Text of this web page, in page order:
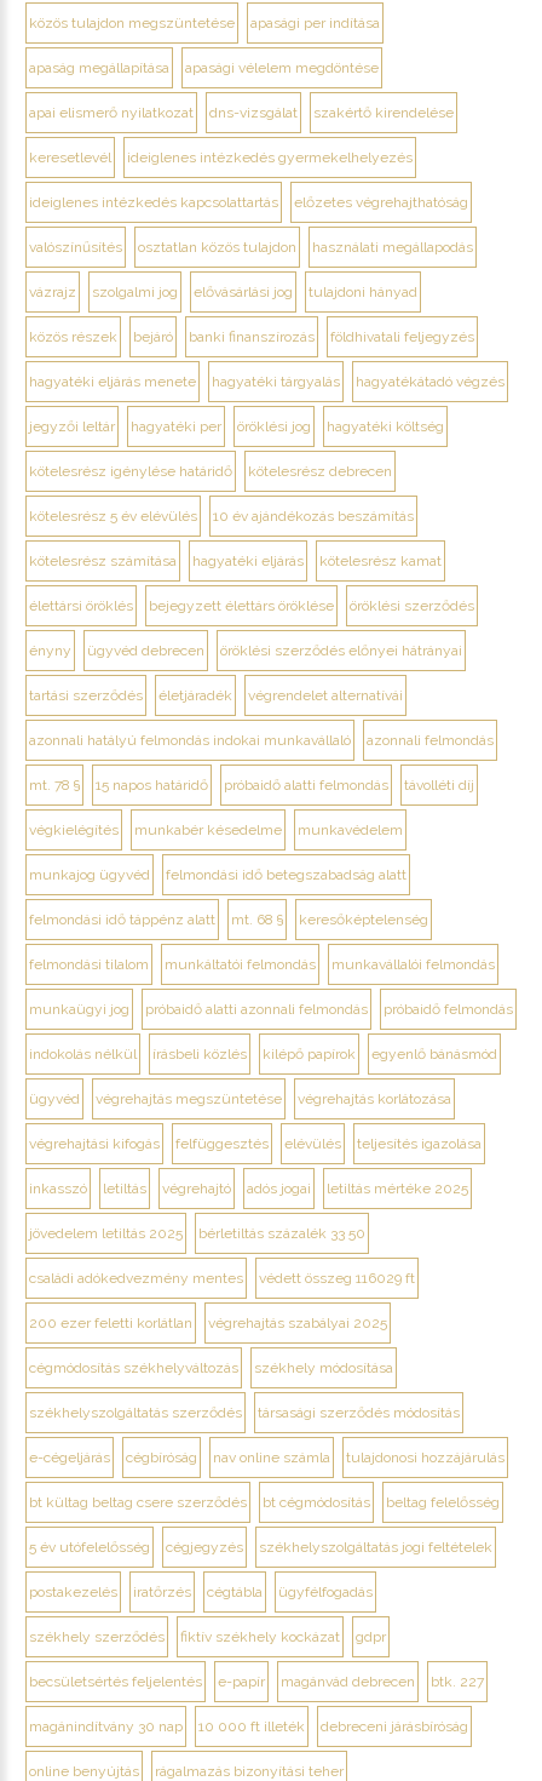
közös tulajdon megszüntetése apasági per indítása
apaság megállapítása apasági vélelem megdöntése
apai elismerő nyilatkozat dns-vizsgálat szakértő kirendelése
keresetlevél ideiglenes intézkedés gyermekelhelyezés
ideiglenes intézkedés kapcsolattartás előzetes végrehajthatóság
valószínűsítés osztatlan közös tulajdon használati megállapodás
vázrajz szolgalmi jog elővásárlási jog tulajdoni hányad
közös részek bejáró banki finanszírozás földhivatali feljegyzés
hagyatéki eljárás menete hagyatéki tárgyalás hagyatékátadó végzés
jegyzői leltár hagyatéki per öröklési jog hagyatéki költség
kötelesrész igénylése határidő kötelesrész debrecen
kötelesrész 5 év elévülés 10 év ajándékozás beszámítás
kötelesrész számítása hagyatéki eljárás kötelesrész kamat
élettársi öröklés bejegyzett élettárs öröklése öröklési szerződés
ényny ügyvéd debrecen öröklési szerződés előnyei hátrányai
tartási szerződés életjáradék végrendelet alternatívái
azonnali hatályú felmondás indokai munkavállaló azonnali felmondás
mt. 78 § 15 napos határidő próbaidő alatti felmondás távolléti díj
végkielégítés munkabér késedelme munkavédelem
munkajog ügyvéd felmondási idő betegszabadság alatt
felmondási idő táppénz alatt mt. 68 § keresőképtelenség
felmondási tilalom munkáltatói felmondás munkavállalói felmondás
munkaügyi jog próbaidő alatti azonnali felmondás próbaidő felmondás
indokolás nélkül írásbeli közlés kilépő papírok egyenlő bánásmód
ügyvéd végrehajtás megszüntetése végrehajtás korlátozása
végrehajtási kifogás felfüggesztés elévülés teljesítés igazolása
inkasszó letiltás végrehajtó adós jogai letiltás mértéke 2025
jövedelem letiltás 2025 bérletiltás százalék 33 50
családi adókedvezmény mentes védett összeg 116029 ft
200 ezer feletti korlátlan végrehajtás szabályai 2025
cégmódosítás székhelyváltozás székhely módosítása
székhelyszolgáltatás szerződés társasági szerződés módosítás
e-cégeljárás cégbíróság nav online számla tulajdonosi hozzájárulás
bt kültag beltag csere szerződés bt cégmódosítás beltag felelősség
5 év utófelelősség cégjegyzés székhelyszolgáltatás jogi feltételek
postakezelés iratőrzés cégtábla ügyfélfogadás
székhely szerződés fiktív székhely kockázat gdpr
becsületsértés feljelentés e-papír magánvád debrecen btk. 227
magánindítvány 30 nap 10 000 ft illeték debreceni járásbíróság
online benyújtás rágalmazás bizonyítási teher